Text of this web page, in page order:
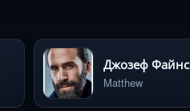
Джозеф Файнс
Matthew